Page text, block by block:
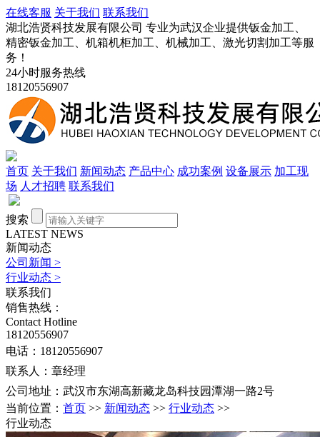
在线客服 关于我们 联系我们
湖北浩贤科技发展有限公司 专业为武汉企业提供钣金加工、
精密钣金加工、机箱机柜加工、机械加工、激光切割加工等服
务！
24小时服务热线
18120556907
首页 关于我们 新闻动态 产品中心 成功案例 设备展示 加工现
场 人才招聘 联系我们
搜索
LATEST NEWS
新闻动态
公司新闻 >
行业动态 >
联系我们
销售热线：
Contact Hotline
18120556907
电话：18120556907
联系人：章经理
公司地址：武汉市东湖高新藏龙岛科技园潭湖一路2号
当前位置： 首页 >> 新闻动态 >> 行业动态 >>
行业动态